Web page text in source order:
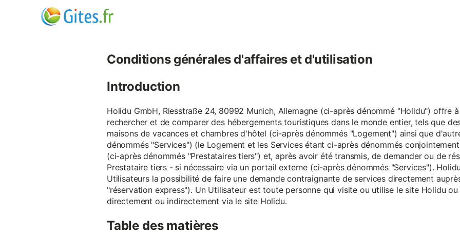
Conditions générales d'affaires et d'utilisation
Introduction
Holidu GmbH, Riesstraße 24, 80992 Munich, Allemagne (ci-après dénommé "Holidu") offre
rechercher et de comparer des hébergements touristiques dans le monde entier, tels que
maisons de vacances et chambres d'hôtel (ci-après dénommés "Logement") ainsi que
dénommés "Services") (le Logement et les Services étant ci-après dénommés
(ci-après dénommés "Prestataires tiers") et, après avoir été transmis, de demander ou de
Prestataire tiers - si nécessaire via un portail externe (ci-après dénommés "Services").
Utilisateurs la possibilité de faire une demande contraignante de services directement
"réservation express"). Un Utilisateur est toute personne qui visite ou utilise le site Holidu
directement ou indirectement via le site Holidu.
Table des matières